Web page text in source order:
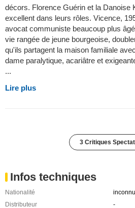
décors. Florence Guérin et la Danoise
excellent dans leurs rôles. Vicence,
avocat communiste beaucoup plus
vie rangée de jeune bourgeoise,
qu'ils partagent la maison familiale
dame paralytique, acariâtre et
...
Lire plus
3 Critiques
Infos techniques
Nationalité
Distributeur
-